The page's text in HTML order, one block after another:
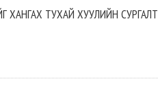
ТУХАЙ ХУУЛИЙН СУРГАЛТ